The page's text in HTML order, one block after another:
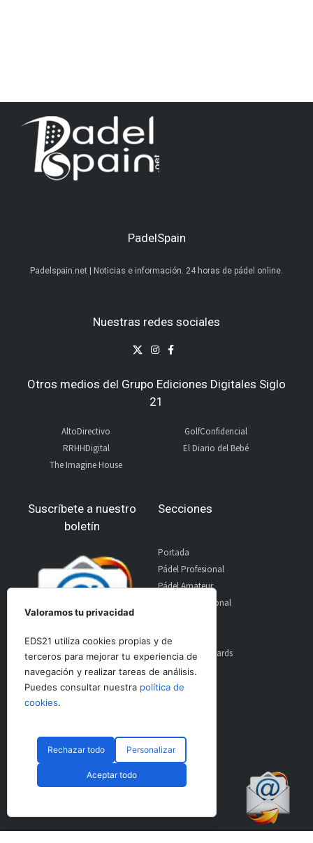
PadelSpain
Padelspain.net | Noticias e información. 24 horas de pádel online.
Nuestras redes sociales
Otros medios del Grupo Ediciones Digitales Siglo
21
AltoDirectivo
RRHHDigital
The Imagine House
GolfConfidencial
El Diario del Bebé
Suscríbete a nuestro
boletín
Secciones
Portada
Pádel Profesional
Pádel Amateur
Pádel Internacional
Material
World Padel Awards
Contacto
Publicidad
© CopyRight 2024 PadelSpain
Valoramos tu privacidad
EDS21 utiliza cookies propias y de
terceros para mejorar tu experiencia de
navegación y realizar tareas de análisis.
Puedes consultar nuestra política de
cookies.
Rechazar todo Personalizar
Aceptar todo